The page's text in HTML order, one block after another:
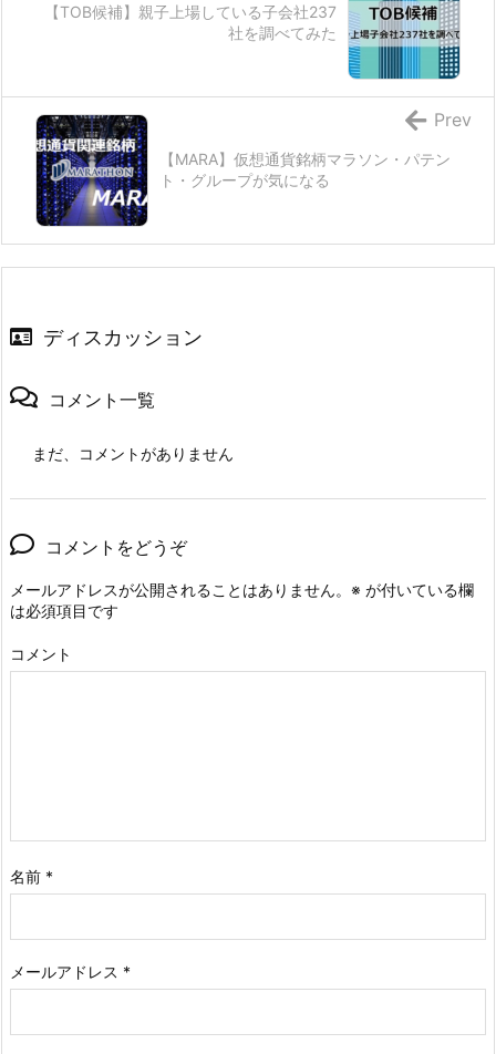
【TOB候補】親子上場している子会社237
社を調べてみた
【MARA】仮想通貨銘柄マラソン・パテン
ト・グループが気になる
Prev
ディスカッション
コメント一覧
まだ、コメントがありません
コメントをどうぞ
メールアドレスが公開されることはありません。 ※ が付いている欄
は必須項目です
コメント
名前 *
メールアドレス *